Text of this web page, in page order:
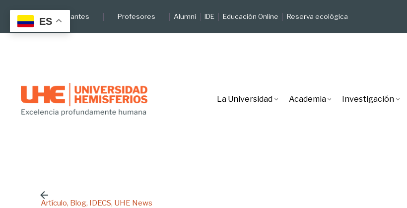
content
Estudiantes Profesores Alumni IDE Educación Online Reserva ecológica
La Universidad Academia Investigación
Artículo Blog IDECS UHE News
ES